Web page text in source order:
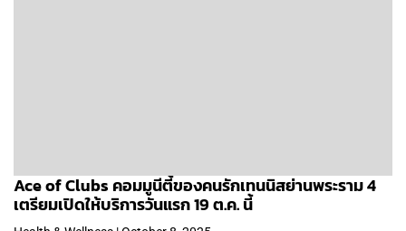
Ace of Clubs คอมมูนีตี้ของคนรักเทนนิสย่านพระราม 4
เตรียมเปิดให้บริการวันแรก 19 ต.ค. นี้